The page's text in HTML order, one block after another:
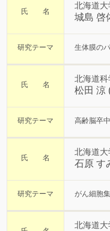
氏 名
北海道
城島 啓
研究テーマ 生体膜の
氏 名
北海道
松田 涼
研究テーマ 高齢脳卒
氏 名
北海道
石原 す
研究テーマ がん細胞
北海道